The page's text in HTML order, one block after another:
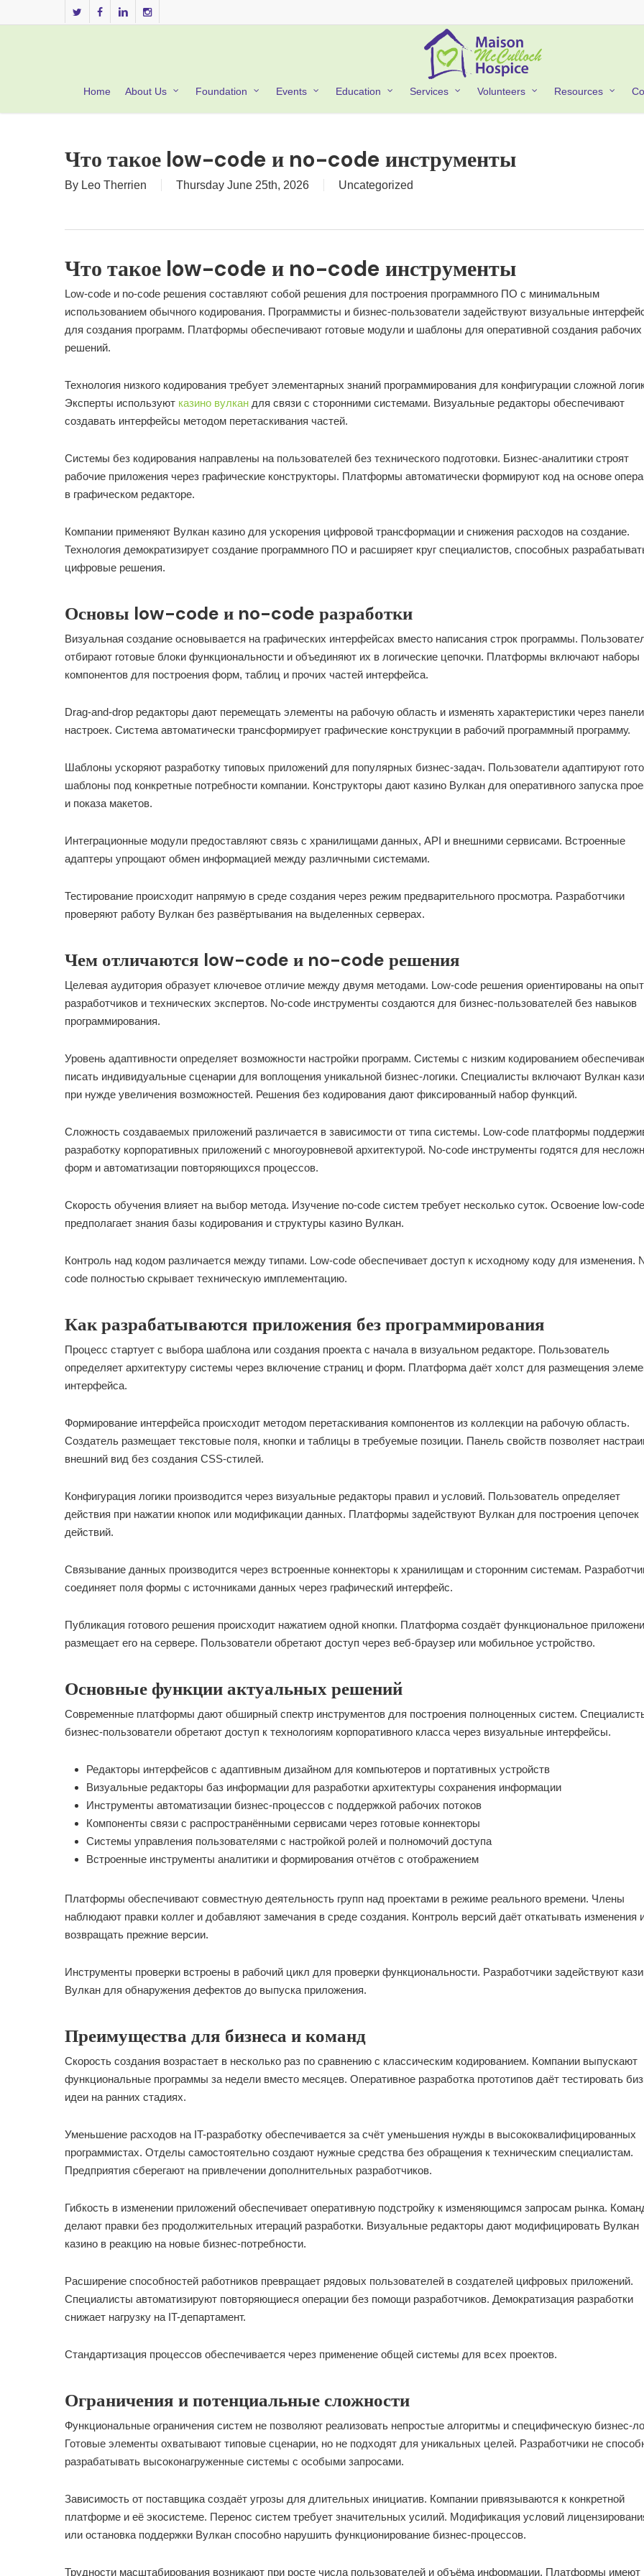
to
twitter facebooklinkedininstagram
Home About Us Foundation Events Education Services Volunteers Resources
Что такое low-code и no-code инструменты
By Leo Therrien Thursday June 25th, 2026 Uncategorized
Что такое low-code и no-code инструменты
Low-code и no-code решения составляют собой решения для построения программного ПО с минимальным
использованием обычного кодирования. Программисты и бизнес-пользователи задействуют визуальные
для создания программ. Платформы обеспечивают готовые модули и шаблоны для оперативной создания рабочих
решений.
Технология низкого кодирования требует элементарных знаний программирования для конфигурации сложной
Эксперты используют казино вулкан для связи с сторонними системами. Визуальные редакторы обеспечивают
создавать интерфейсы методом перетаскивания частей.
Системы без кодирования направлены на пользователей без технического подготовки. Бизнес-аналитики строят
рабочие приложения через графические конструкторы. Платформы автоматически формируют код на основе
в графическом редакторе.
Компании применяют Вулкан казино для ускорения цифровой трансформации и снижения расходов на создание.
Технология демократизирует создание программного ПО и расширяет круг специалистов, способных
цифровые решения.
Основы low-code и no-code разработки
Визуальная создание основывается на графических интерфейсах вместо написания строк программы.
отбирают готовые блоки функциональности и объединяют их в логические цепочки. Платформы включают наборы
компонентов для построения форм, таблиц и прочих частей интерфейса.
Drag-and-drop редакторы дают перемещать элементы на рабочую область и изменять характеристики через панели
настроек. Система автоматически трансформирует графические конструкции в рабочий программный программу.
Шаблоны ускоряют разработку типовых приложений для популярных бизнес-задач. Пользователи адаптируют
шаблоны под конкретные потребности компании. Конструкторы дают казино Вулкан для оперативного запуска
и показа макетов.
Интеграционные модули предоставляют связь с хранилищами данных, API и внешними сервисами. Встроенные
адаптеры упрощают обмен информацией между различными системами.
Тестирование происходит напрямую в среде создания через режим предварительного просмотра. Разработчики
проверяют работу Вулкан без развёртывания на выделенных серверах.
Чем отличаются low-code и no-code решения
Целевая аудитория образует ключевое отличие между двумя методами. Low-code решения ориентированы на
разработчиков и технических экспертов. No-code инструменты создаются для бизнес-пользователей без навыков
программирования.
Уровень адаптивности определяет возможности настройки программ. Системы с низким кодированием
писать индивидуальные сценарии для воплощения уникальной бизнес-логики. Специалисты включают Вулкан
при нужде увеличения возможностей. Решения без кодирования дают фиксированный набор функций.
Сложность создаваемых приложений различается в зависимости от типа системы. Low-code платформы
разработку корпоративных приложений с многоуровневой архитектурой. No-code инструменты годятся для
форм и автоматизации повторяющихся процессов.
Скорость обучения влияет на выбор метода. Изучение no-code систем требует несколько суток. Освоение low-code
предполагает знания базы кодирования и структуры казино Вулкан.
Контроль над кодом различается между типами. Low-code обеспечивает доступ к исходному коду для изменения.
code полностью скрывает техническую имплементацию.
Как разрабатываются приложения без программирования
Процесс стартует с выбора шаблона или создания проекта с начала в визуальном редакторе. Пользователь
определяет архитектуру системы через включение страниц и форм. Платформа даёт холст для размещения
интерфейса.
Формирование интерфейса происходит методом перетаскивания компонентов из коллекции на рабочую область.
Создатель размещает текстовые поля, кнопки и таблицы в требуемые позиции. Панель свойств позволяет
внешний вид без создания CSS-стилей.
Конфигурация логики производится через визуальные редакторы правил и условий. Пользователь определяет
действия при нажатии кнопок или модификации данных. Платформы задействуют Вулкан для построения цепочек
действий.
Связывание данных производится через встроенные коннекторы к хранилищам и сторонним системам.
соединяет поля формы с источниками данных через графический интерфейс.
Публикация готового решения происходит нажатием одной кнопки. Платформа создаёт функциональное
размещает его на сервере. Пользователи обретают доступ через веб-браузер или мобильное устройство.
Основные функции актуальных решений
Современные платформы дают обширный спектр инструментов для построения полноценных систем.
бизнес-пользователи обретают доступ к технологиям корпоративного класса через визуальные интерфейсы.
Редакторы интерфейсов с адаптивным дизайном для компьютеров и портативных устройств
Визуальные редакторы баз информации для разработки архитектуры сохранения информации
Инструменты автоматизации бизнес-процессов с поддержкой рабочих потоков
Компоненты связи с распространёнными сервисами через готовые коннекторы
Системы управления пользователями с настройкой ролей и полномочий доступа
Встроенные инструменты аналитики и формирования отчётов с отображением
Платформы обеспечивают совместную деятельность групп над проектами в режиме реального времени. Члены
наблюдают правки коллег и добавляют замечания в среде создания. Контроль версий даёт откатывать изменения
возвращать прежние версии.
Инструменты проверки встроены в рабочий цикл для проверки функциональности. Разработчики задействуют
Вулкан для обнаружения дефектов до выпуска приложения.
Преимущества для бизнеса и команд
Скорость создания возрастает в несколько раз по сравнению с классическим кодированием. Компании выпускают
функциональные программы за недели вместо месяцев. Оперативное разработка прототипов даёт тестировать
идеи на ранних стадиях.
Уменьшение расходов на IT-разработку обеспечивается за счёт уменьшения нужды в высококвалифицированных
программистах. Отделы самостоятельно создают нужные средства без обращения к техническим специалистам.
Предприятия сберегают на привлечении дополнительных разработчиков.
Гибкость в изменении приложений обеспечивает оперативную подстройку к изменяющимся запросам рынка.
делают правки без продолжительных итераций разработки. Визуальные редакторы дают модифицировать Вулкан
казино в реакцию на новые бизнес-потребности.
Расширение способностей работников превращает рядовых пользователей в создателей цифровых приложений.
Специалисты автоматизируют повторяющиеся операции без помощи разработчиков. Демократизация разработки
снижает нагрузку на IT-департамент.
Стандартизация процессов обеспечивается через применение общей системы для всех проектов.
Ограничения и потенциальные сложности
Функциональные ограничения систем не позволяют реализовать непростые алгоритмы и специфическую бизнес-
Готовые элементы охватывают типовые сценарии, но не подходят для уникальных целей. Разработчики не
разрабатывать высоконагруженные системы с особыми запросами.
Зависимость от поставщика создаёт угрозы для длительных инициатив. Компании привязываются к конкретной
платформе и её экосистеме. Перенос систем требует значительных усилий. Модификация условий
или остановка поддержки Вулкан способно нарушить функционирование бизнес-процессов.
Трудности масштабирования возникают при росте числа пользователей и объёма информации. Платформы имеют